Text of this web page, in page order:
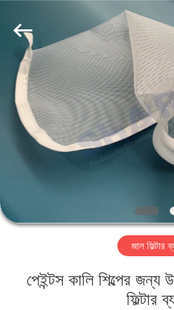
বাড়ি
পণ্য
ভিডিও
আমাদের
সম্বন্ধে
কারখানা
2026
Limited.
Reserved.
জাল ফিল্টার
পেইন্টস কালি শিল্পের জন্য
ফিল্টার